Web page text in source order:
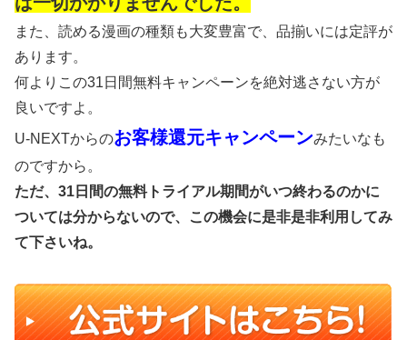
また、読める漫画の種類も大変豊富で、品揃いには定評が
あります。
何よりこの31日間無料キャンペーンを絶対逃さない方が
良いですよ。
U-NEXTからのお客様還元キャンペーンみたいなも
のですから。
ただ、31日間の無料トライアル期間がいつ終わるのかに
ついては分からないので、この機会に是非是非利用してみ
て下さいね。